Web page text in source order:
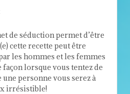
de séduction permet d’être
cette recette peut être
les hommes et les femmes
façon lorsque vous tentez de
personne vous serez à
irrésistible!